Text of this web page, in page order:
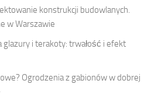
konstrukcji budowlanych.
w Warszawie
glazury i terakoty: trwałość i efekt
Ogrodzenia z gabionów w dobrej